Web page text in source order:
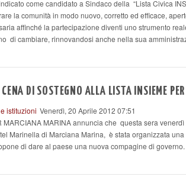
come candidato a Sindaco della “Lista Civica
la comunità in modo nuovo, corretto ed efficace,
affinché la partecipazione diventi uno strumento
di cambiare, rinnovandosi anche nella sua
CENA DI SOSTEGNO ALLA LISTA INSIEME
istituzioni Venerdì, 20 Aprile 2012 07:51
MARCIANA MARINA annuncia che questa sera
Marinella di Marciana Marina, è stata organizzata una
di dare al paese una nuova compagine di governo.